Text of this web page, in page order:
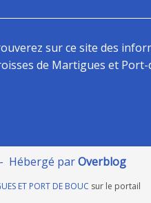
sur ce site des
de Martigues et
Hébergé parOverblog
ET PORT DE BOUC sur le portail